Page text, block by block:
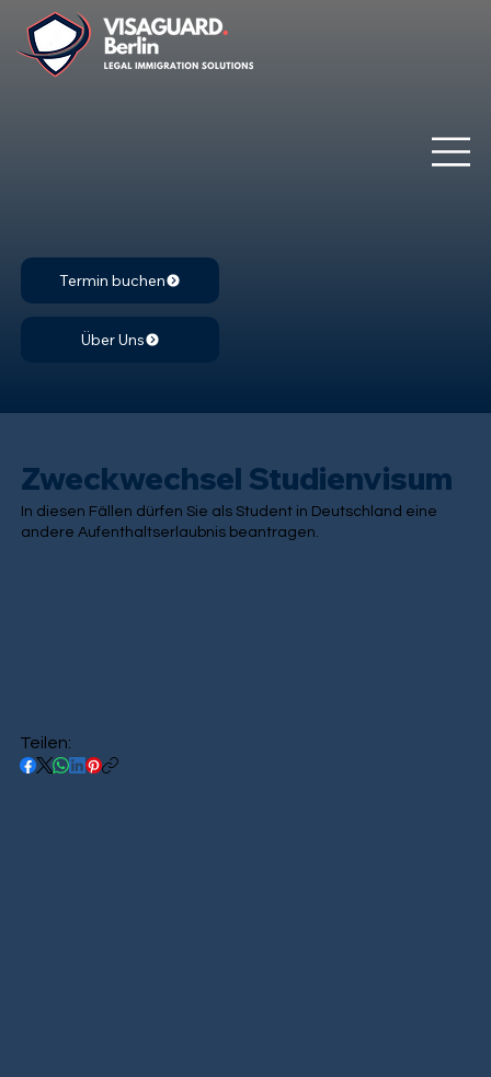
Termin buchen
Über Uns
Zweckwechsel Studienvisum
In diesen Fällen dürfen Sie als Student in Deutschland eine
andere Aufenthaltserlaubnis beantragen.
Teilen: